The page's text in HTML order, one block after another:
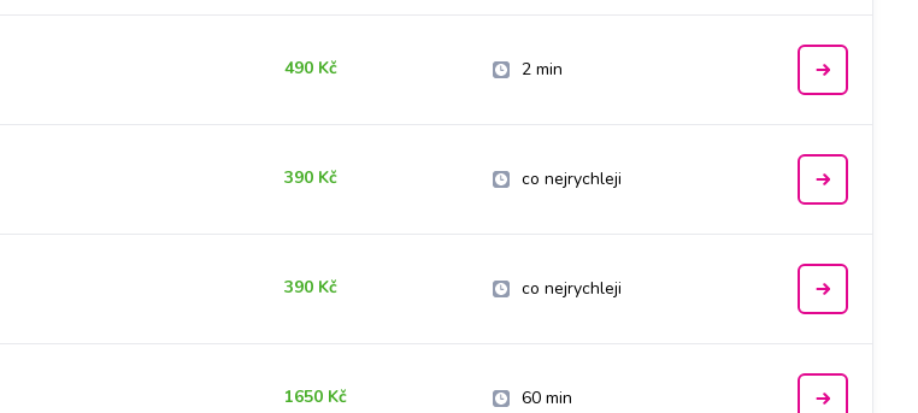
490 Kč 2 min
390 Kč co nejrychleji
390 Kč co nejrychleji
1650 Kč 60 min